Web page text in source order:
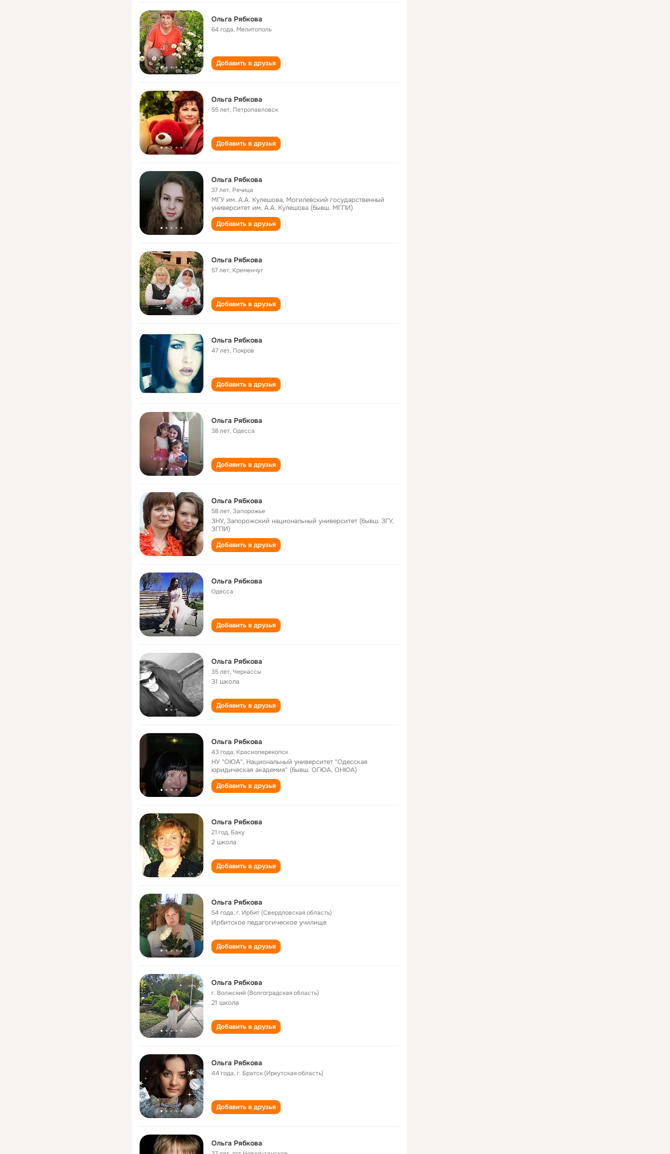
Ольга Рябкова
64 года, Мелитополь
Добавить в друзья
Ольга Рябкова
55 лет, Петропавловск
Добавить в друзья
Ольга Рябкова
37 лет, Речица
МГУ им. А.А. Кулешова, Могилевский государственный
университет им. А.А. Кулешова (бывш. МГПИ)
Добавить в друзья
Ольга Рябкова
57 лет, Кременчуг
Добавить в друзья
Ольга Рябкова
47 лет, Покров
Добавить в друзья
Ольга Рябкова
38 лет,Одесса
Добавить в друзья
Ольга Рябкова
58 лет,Запорожье
ЗНУ, Запорожский национальный университет (бывш. ЗГУ,
ЗГПИ)
Добавить в друзья
Ольга Рябкова
Одесса
Добавить в друзья
Ольга Рябкова
35 лет,Черкассы
31 школа
Добавить в друзья
Ольга Рябкова
43 года, Красноперекопск
НУ "ОЮА", Национальный университет "Одесская
юридическая академия" (бывш. ОГЮА, ОНЮА)
Добавить в друзья
Ольга Рябкова
21 год, Баку
2 школа
Добавить в друзья
Ольга Рябкова
54 года,г. Ирбит (Свердловская область)
Ирбитское педагогическое училище
Добавить в друзья
Ольга Рябкова
г. Волжский (Волгоградская область)
21 школа
Добавить в друзья
Ольга Рябкова
44 года,г. Братск (Иркутская область)
Добавить в друзья
Ольга Рябкова